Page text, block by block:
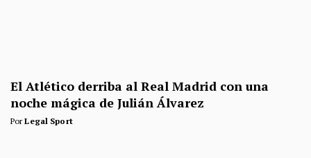
El Atlético derriba al Real Madrid con una
noche mágica de Julián Álvarez
PorLegal Sport